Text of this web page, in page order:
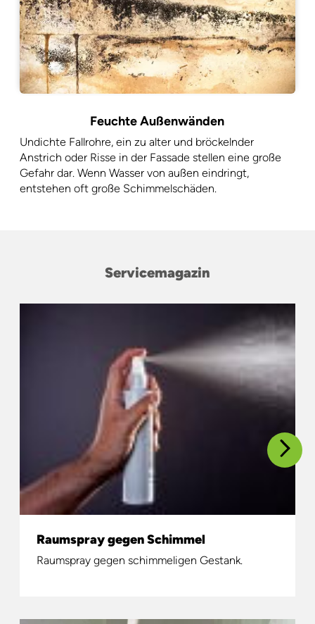
Feuchte Außenwänden
Undichte Fallrohre, ein zu alter und bröckelnder
Anstrich oder Risse in der Fassade stellen eine große
Gefahr dar. Wenn Wasser von außen eindringt,
entstehen oft große Schimmelschäden.
Servicemagazin
Raumspray gegen Schimmel
Raumspray gegen schimmeligen Gestank.